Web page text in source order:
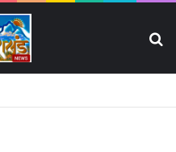
असर: